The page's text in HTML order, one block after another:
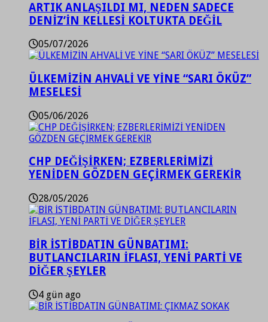
ARTIK ANLAŞILDI MI, NEDEN SADECE
DENİZ’İN KELLESİ KOLTUKTA DEĞİL
05/07/2026
ÜLKEMİZİN AHVALİ VE YİNE “SARI ÖKÜZ”
MESELESİ
05/06/2026
CHP DEĞİŞİRKEN; EZBERLERİMİZİ
YENİDEN GÖZDEN GEÇİRMEK GEREKİR
28/05/2026
BİR İSTİBDATIN GÜNBATIMI:
BUTLANCILARIN İFLASI, YENİ PARTİ VE
DİĞER ŞEYLER
4 gün ago